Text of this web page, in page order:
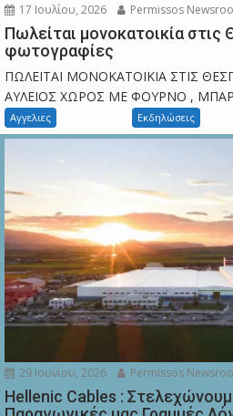
17 Ιουλίου, 2026 Permissos
Πωλείται μονοκατοικία στις
φωτογραφίες
ΠΩΛΕΙΤΑΙ ΜΟΝΟΚΑΤΟΙΚΙΑ ΣΤΙΣ
ΑΥΛΕΙΟΣ ΧΩΡΟΣ ΜΕ ΦΟΥΡΝΟ ,
Αγγελιες Εκδηλώσεις
29 Ιουνίου, 2026 Permissos
Hellenic Cables :